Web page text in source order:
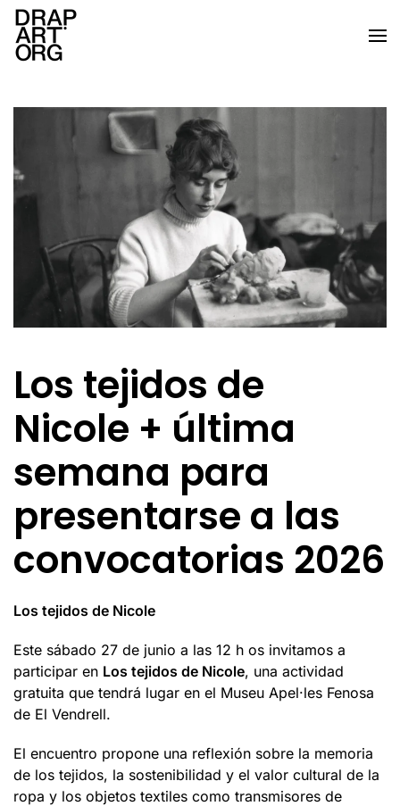
Ir al contenido principal
Los tejidos de
Nicole + última
semana para
presentarse a las
convocatorias 2026
Los tejidos de Nicole
Este sábado 27 de junio a las 12 h os invitamos a
participar en Los tejidos de Nicole, una actividad
gratuita que tendrá lugar en el Museu Apel·les Fenosa
de El Vendrell.
El encuentro propone una reflexión sobre la memoria
de los tejidos, la sostenibilidad y el valor cultural de la
ropa y los objetos textiles como transmisores de